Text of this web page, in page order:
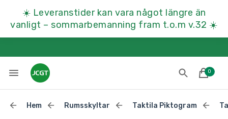
☀️ Leveranstider kan vara något längre än
vanligt – sommarbemanning fram t.o.m v.32 ☀️
0
Hem Rumsskyltar Taktila Piktogram